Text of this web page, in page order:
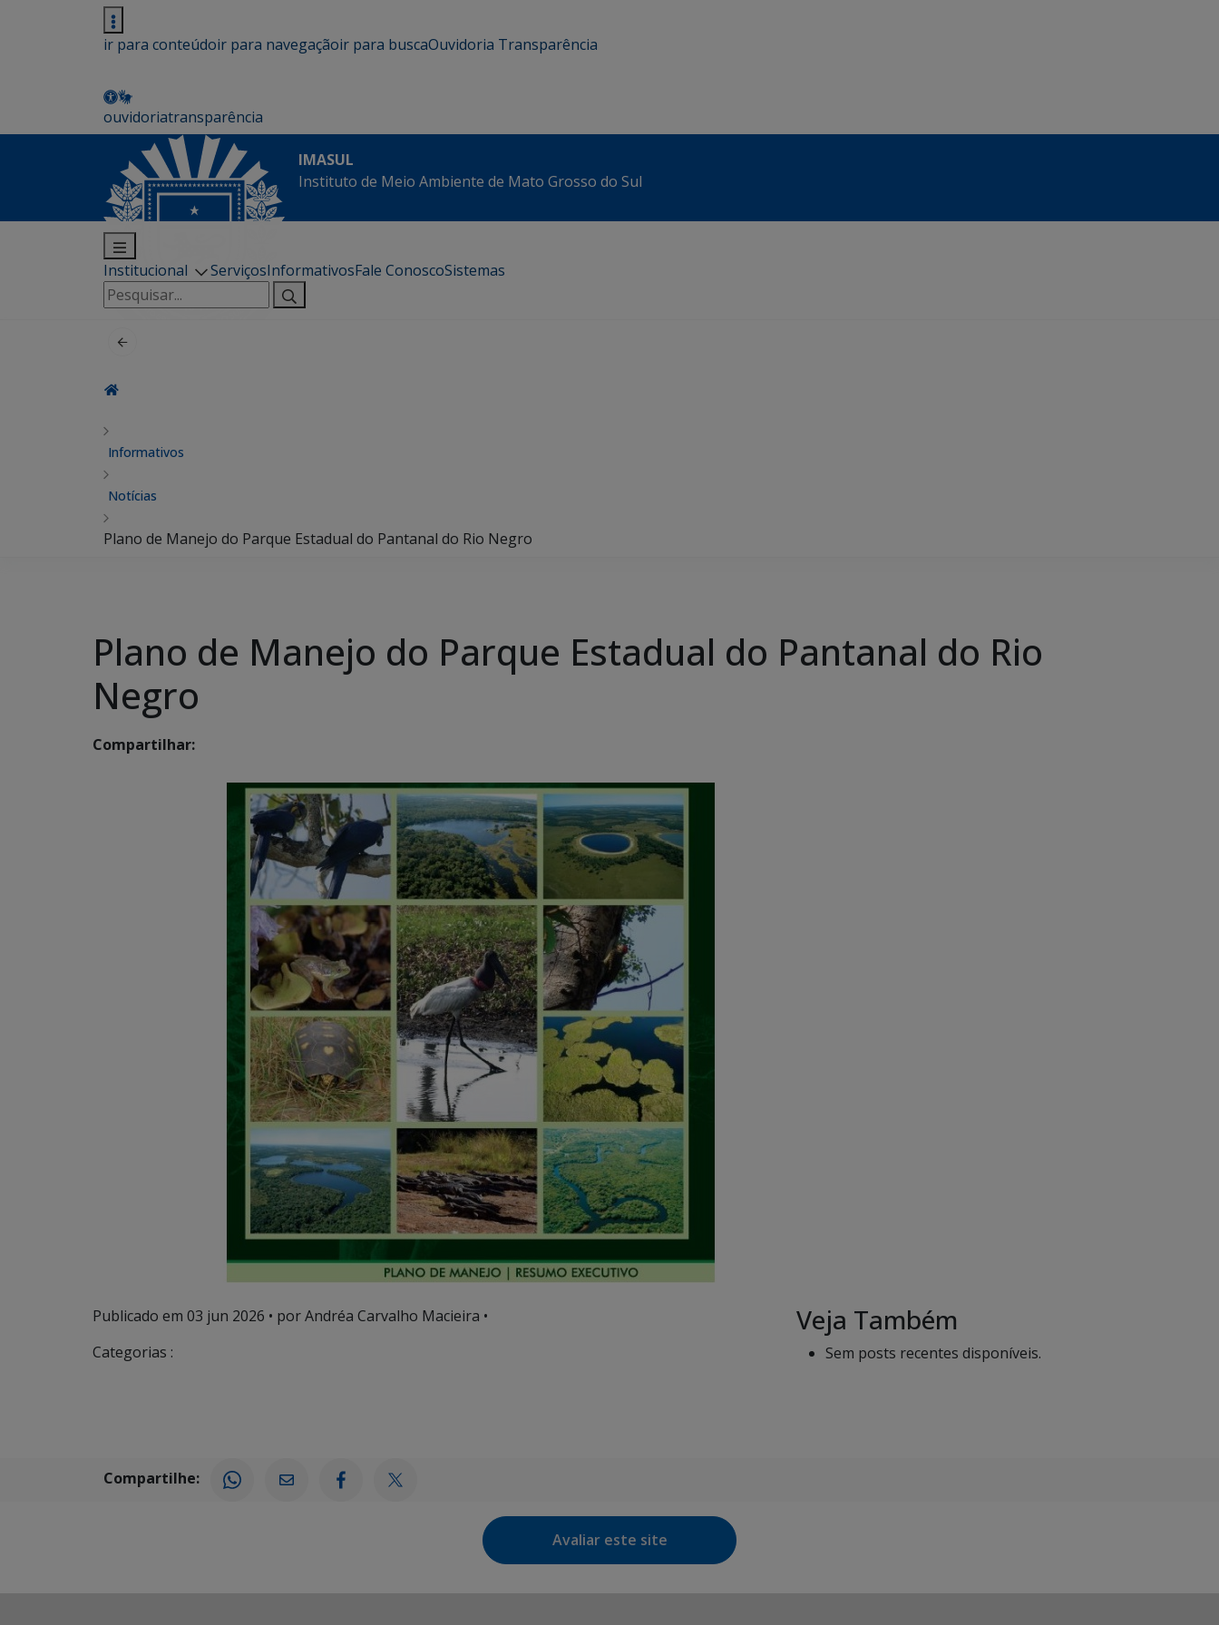
ir para conteúdoir para navegaçãoir para buscaOuvidoria Transparência
ouvidoriatransparência
IMASUL
Instituto de Meio Ambiente de Mato Grosso do Sul
Institucional ServiçosInformativosFale ConoscoSistemas
Pesquisar
por:
Informativos
Notícias
Plano de Manejo do Parque Estadual do Pantanal do Rio Negro
Plano de Manejo do Parque Estadual do Pantanal do Rio
Negro
Compartilhar:
Publicado em 03 jun 2026 • por Andréa Carvalho Macieira •
Categorias :
Veja Também
Sem posts recentes disponíveis.
Compartilhe:
Avaliar este site